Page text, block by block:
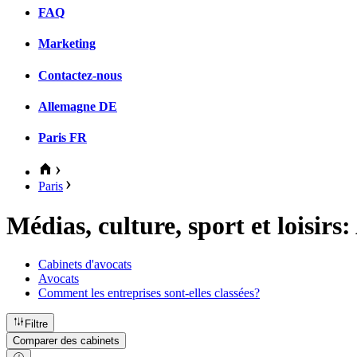
FAQ
Marketing
Contactez-nous
Allemagne DE
Paris FR
Paris
Médias, culture, sport et
Cabinets d'avocats
Avocats
Comment les entreprises sont-elles classées?
Filtre
Comparer des cabinets